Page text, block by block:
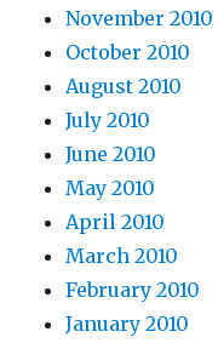
November 2010
October 2010
August 2010
July 2010
June 2010
May 2010
April 2010
March 2010
February 2010
January 2010